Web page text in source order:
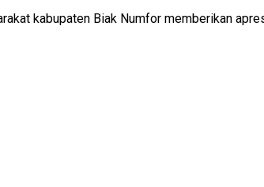
kabupaten Biak Numfor memberikan